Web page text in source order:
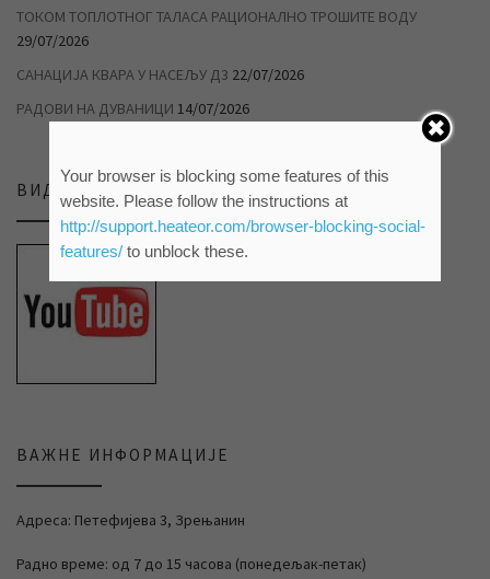
ТОКОМ ТОПЛОТНОГ ТАЛАСА РАЦИОНАЛНО ТРОШИТЕ ВОДУ
29/07/2026
САНАЦИЈА КВАРА У НАСЕЉУ Д3 22/07/2026
РАДОВИ НА ДУВАНИЦИ 14/07/2026
ВИДЕО ПРИЛОЗИ НА НАШЕМ ЈУТЈУБ КАНАЛУ
ВАЖНЕ ИНФОРМАЦИЈЕ
Адреса: Петефијева 3, Зрењанин
Радно време: од 7 до 15 часова (понедељак-петак)
Your browser is blocking some features of this
website. Please follow the instructions at
http://support.heateor.com/browser-blocking-social-
features/to unblock these.